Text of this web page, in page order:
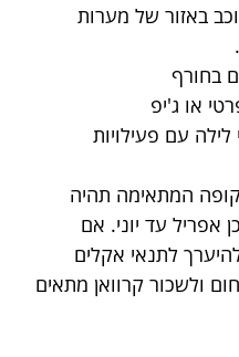
באזור של מערות
בחורף
או ג'יפ
לילה עם פעילויות
המתאימה תהיה
אפריל עד יוני. אם
לתנאי אקלים
ולשכור קרוואן מתאים